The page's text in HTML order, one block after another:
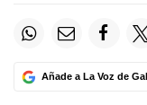
Añade a La Voz de